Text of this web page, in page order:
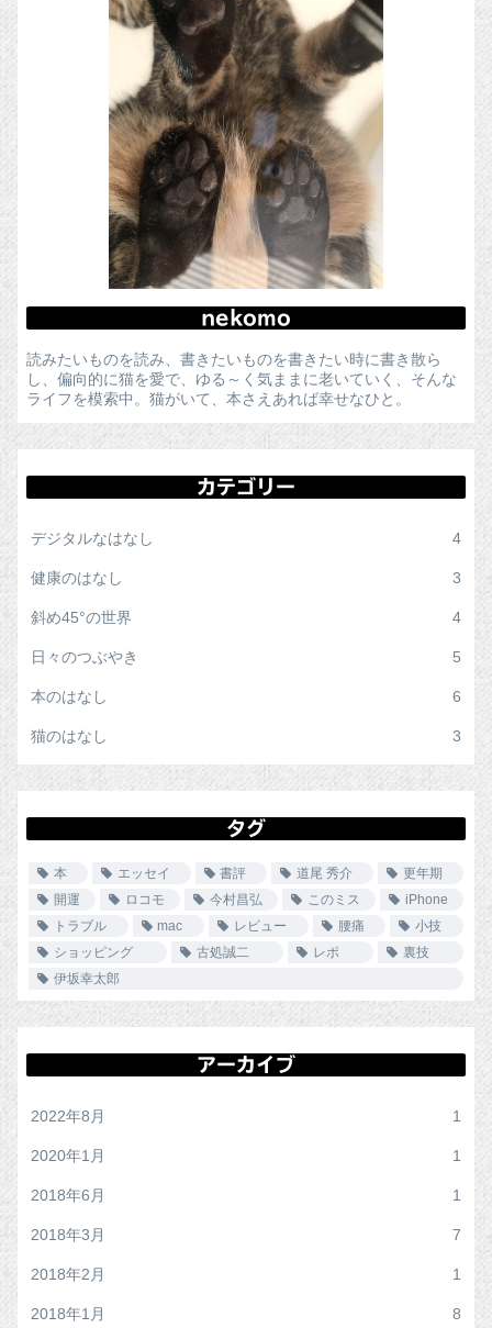
nekomo
読みたいものを読み、書きたいものを書きたい時に書き散ら
し、偏向的に猫を愛で、ゆる～く気ままに老いていく、そんな
ライフを模索中。猫がいて、本さえあれば幸せなひと。
カテゴリー
デジタルなはなし 4
健康のはなし 3
斜め45°の世界 4
日々のつぶやき 5
本のはなし 6
猫のはなし 3
タグ
本 エッセイ 書評 道尾 秀介
更年期
開運
ロコモ 今村昌弘 このミス
iPhone
トラブル
mac レビュー 腰痛
小技
ショッピング
古処誠二 レポ
裏技
伊坂幸太郎
アーカイブ
2022年8月 1
2020年1月 1
2018年6月 1
2018年3月 7
2018年2月 1
2018年1月 8